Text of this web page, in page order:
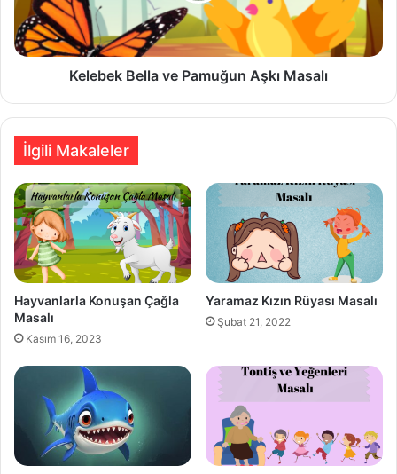
Kelebek Bella ve Pamuğun Aşkı Masalı
İlgili Makaleler
Hayvanlarla Konuşan Çağla
Masalı
Kasım 16, 2023
Yaramaz Kızın Rüyası Masalı
Şubat 21, 2022